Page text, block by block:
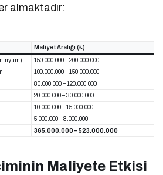
almaktadır:
Maliyet Aralığı (₺)
150.000.000 – 200.000.000
100.000.000 – 150.000.000
80.000.000 – 120.000.000
20.000.000 – 30.000.000
10.000.000 – 15.000.000
5.000.000 – 8.000.000
365.000.000 – 523.000.000
Maliyete Etkisi